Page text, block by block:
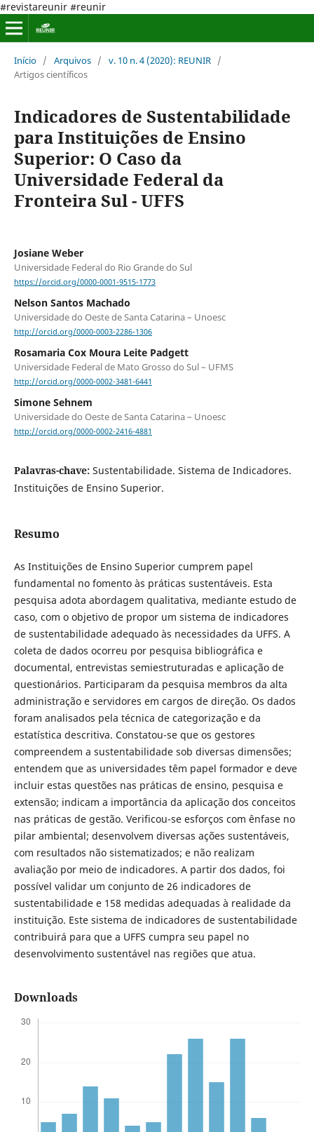
#revistareunir #reunir
Início / Arquivos / v. 10 n. 4 (2020): REUNIR /
Artigos científicos
Indicadores de Sustentabilidade
para Instituições de Ensino
Superior: O Caso da
Universidade Federal da
Fronteira Sul - UFFS
Josiane Weber
Universidade Federal do Rio Grande do Sul
https://orcid.org/0000-0001-9515-1773
Nelson Santos Machado
Universidade do Oeste de Santa Catarina – Unoesc
http://orcid.org/0000-0003-2286-1306
Rosamaria Cox Moura Leite Padgett
Universidade Federal de Mato Grosso do Sul – UFMS
http://orcid.org/0000-0002-3481-6441
Simone Sehnem
Universidade do Oeste de Santa Catarina – Unoesc
http://orcid.org/0000-0002-2416-4881
Palavras-chave: Sustentabilidade. Sistema de Indicadores.
Instituições de Ensino Superior.
Resumo
As Instituições de Ensino Superior cumprem papel
fundamental no fomento às práticas sustentáveis. Esta
pesquisa adota abordagem qualitativa, mediante estudo de
caso, com o objetivo de propor um sistema de indicadores
de sustentabilidade adequado às necessidades da UFFS. A
coleta de dados ocorreu por pesquisa bibliográfica e
documental, entrevistas semiestruturadas e aplicação de
questionários. Participaram da pesquisa membros da alta
administração e servidores em cargos de direção. Os dados
foram analisados pela técnica de categorização e da
estatística descritiva. Constatou-se que os gestores
compreendem a sustentabilidade sob diversas dimensões;
entendem que as universidades têm papel formador e deve
incluir estas questões nas práticas de ensino, pesquisa e
extensão; indicam a importância da aplicação dos conceitos
nas práticas de gestão. Verificou-se esforços com ênfase no
pilar ambiental; desenvolvem diversas ações sustentáveis,
com resultados não sistematizados; e não realizam
avaliação por meio de indicadores. A partir dos dados, foi
possível validar um conjunto de 26 indicadores de
sustentabilidade e 158 medidas adequadas à realidade da
instituição. Este sistema de indicadores de sustentabilidade
contribuirá para que a UFFS cumpra seu papel no
desenvolvimento sustentável nas regiões que atua.
Downloads